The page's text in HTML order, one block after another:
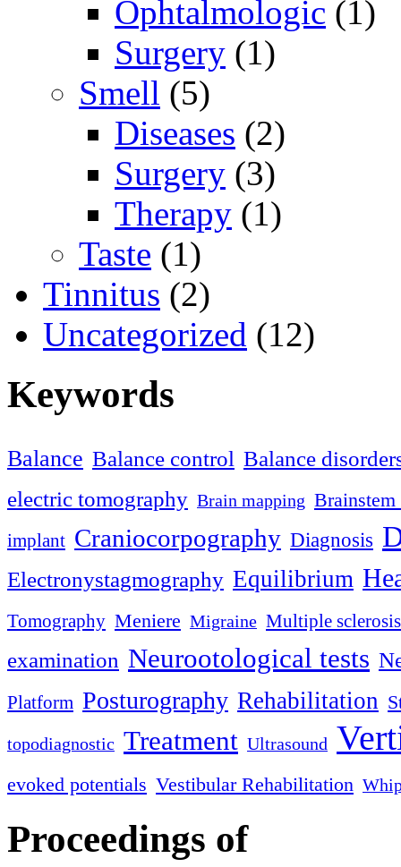
Ophtalmologic (1)
Surgery (1)
Smell (5)
Diseases (2)
Surgery (3)
Therapy (1)
Taste (1)
Tinnitus (2)
Uncategorized (12)
Keywords
Balance Balance control Balance
electric tomography Brain mapping
implant Craniocorpography Diagnosis
Electronystagmography Equilibrium
Tomography Meniere Migraine Multiple sclerosis
examination Neurootological tests
Platform Posturography Rehabilitation
topodiagnostic Treatment Ultrasound
evoked potentials Vestibular Rehabilitation
Proceedings of